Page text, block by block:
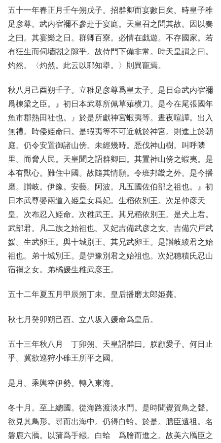
五十一年春正月壬午朔戊子。招群卿而宴數日矣。時皇子稚
足彦尊。武内宿禰不參赴于宴庭。天皇召之問其故。因以奏
之曰。其宴樂之日。群卿百寮。必情在戯遊。不存國家。若
有狂生而伺墻閤之隙乎。故侍門下備非常。時天皇謂之曰。
灼然。〈灼然。此云以耶知擧。〉則異寵焉。
秋八月己酉朔壬子。立稚足彦尊爲皇太子。是日命武内宿禰
爲棟梁之臣。』初日本武尊所佩草薙横刀。是今在尾張國年
魚市郡熱田社也。』於是所獻神宮蝦夷等。晝夜喧譁。出入
無禮。時倭姫命曰。是蝦夷等不可近就於神宮。則進上於朝
庭。仍令安置御諸山傍。未經幾時。悉伐神山樹。叫呼隣
里。而脅人民。天皇聞之詔群卿曰。其置神山傍之蝦夷。是
本有獸心。難住中國。故隨其情願。令班邦畿之外。是今播
磨。讃岐。伊豫。安藝。阿波。凡五國佐伯部之祖也。』初
日本武尊娶兩道入姫皇女爲妃。生稻依別王。次足仲彦天
皇。次布忍入姫命。次稚武王。其兄稻依別王。是犬上君。
武部君。凡二族之始祖也。又妃吉備武彦之女。吉備穴戸武
媛。生武卵王。與十城別王。其兄武卵王。是讃岐綾君之始
祖也。弟十城別王。是伊豫別君之始祖也。次妃穗積氏忍山
宿禰之女。弟橘媛生稚武彦王。
五十二年夏五月甲辰朔丁未。皇后播磨太郎姫薨。
秋七月癸卯朔己酉。立八坂入媛命爲皇后。
五十三年秋八月 丁卯朔。天皇詔群曰。朕顧愛子。何日止
乎。冀欲巡狩小碓王所平之國。
是月。乘輿幸伊勢。轉入東海。
冬十月。至上總國。從海路渡淡水門。是時聞覺賀鳥之聲。
欲見其鳥形。尋而出海中。仍得白蛤。於是。膳臣遠祖。名
磐鹿六鴈。以蒲爲手繦。白蛤 爲膾而進之。故美六鴈臣之